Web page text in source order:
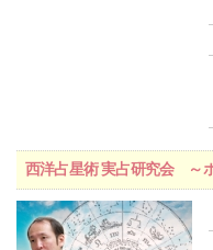
西洋占星術 実占研究会 ～